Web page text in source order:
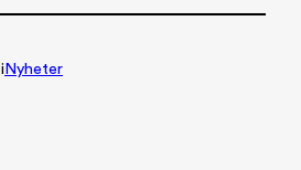
i Nyheter